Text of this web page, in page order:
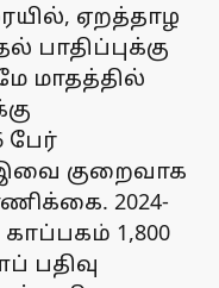
ஏறத்தாழ
பாதிப்புக்கு
மாதத்தில்
இவை குறைவாக
2024-
1,800